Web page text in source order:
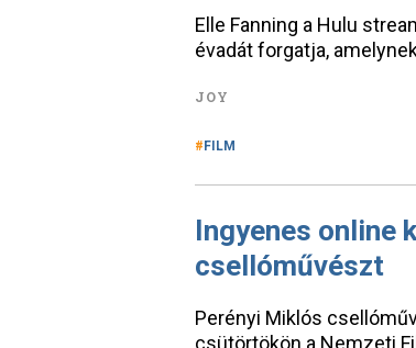
Elle Fanning a Hulu
évadát forgatja,
JOY
FILM
Ingyenes online
csellóművészt
Perényi Miklós
csütörtökön a Nemzeti